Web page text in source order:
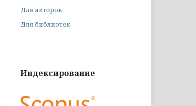
Для авторов
Для библиотек
Индексирование